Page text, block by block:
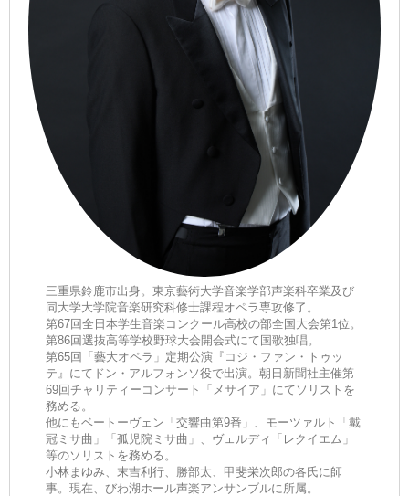
三重県鈴鹿市出身。東京藝術大学音楽学部声楽科卒業及び
同大学大学院音楽研究科修士課程オペラ専攻修了。
第67回全日本学生音楽コンクール高校の部全国大会第1位。
第86回選抜高等学校野球大会開会式にて国歌独唱。
第65回「藝大オペラ」定期公演『コジ・ファン・トゥッ
テ』にてドン・アルフォンソ役で出演。朝日新聞社主催第
69回チャリティーコンサート「メサイア」にてソリストを
務める。
他にもベートーヴェン「交響曲第9番」、モーツァルト「戴
冠ミサ曲」「孤児院ミサ曲」、ヴェルディ「レクイエム」
等のソリストを務める。
小林まゆみ、末吉利行、勝部太、甲斐栄次郎の各氏に師
事。現在、びわ湖ホール声楽アンサンブルに所属。